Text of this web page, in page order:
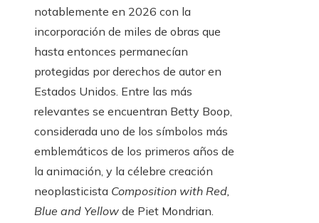
notablemente en 2026 con la
incorporación de miles de obras que
hasta entonces permanecían
protegidas por derechos de autor en
Estados Unidos. Entre las más
relevantes se encuentran Betty Boop,
considerada uno de los símbolos más
emblemáticos de los primeros años de
la animación, y la célebre creación
neoplasticista Composition with Red,
Blue and Yellow de Piet Mondrian.